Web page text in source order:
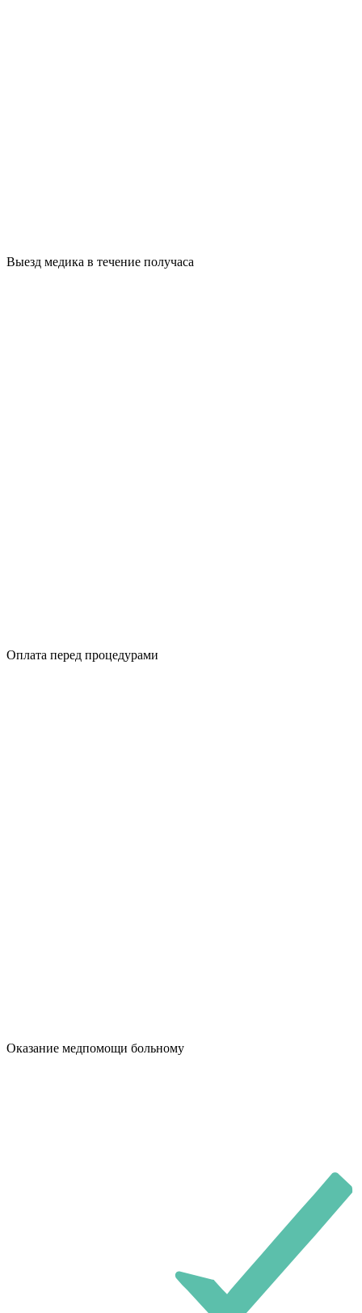
Выезд медика в течение получаса
Оплата перед процедурами
Оказание медпомощи больному